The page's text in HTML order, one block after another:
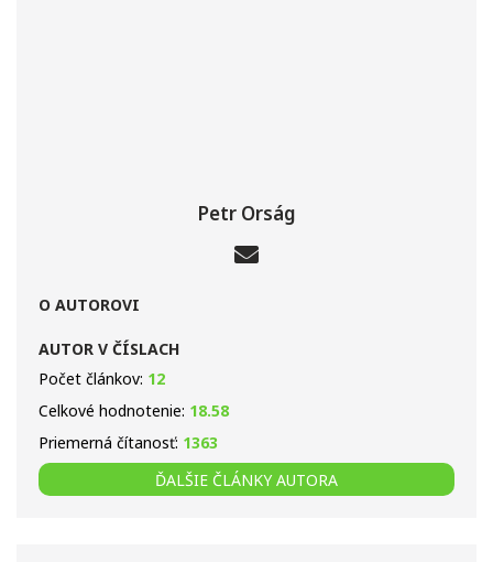
Petr Orság
O AUTOROVI
AUTOR V ČÍSLACH
Počet článkov: 12
Celkové hodnotenie: 18.58
Priemerná čítanosť: 1363
ĎALŠIE ČLÁNKY AUTORA